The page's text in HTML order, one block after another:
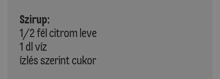
Szirup:
1/2 fél citrom leve
1 dl víz
ízlés szerint cukor